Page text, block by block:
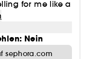
for me like a
Nein
sephora.com